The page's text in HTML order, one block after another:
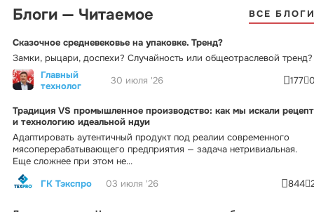
Блоги — Читаемое ВСЕ
Сказочное средневековье на упаковке. Тренд?
Замки, рыцари, доспехи? Случайность или общеотраслевой тренд?
Главный
технолог
30 июля '26 177
Традиция VS промышленное производство: как мы искали рецепт
и технологию идеальной ндуи
Адаптировать аутентичный продукт под реалии современного
мясоперерабатывающего предприятия — задача нетривиальная.
Еще сложнее при этом не...
ГК Тэкспро
03 июля '26 844